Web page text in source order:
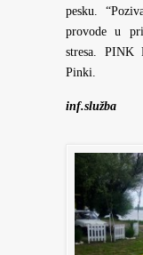
pesku.
provode u
stresa. PINK
Pinki.
inf.služba